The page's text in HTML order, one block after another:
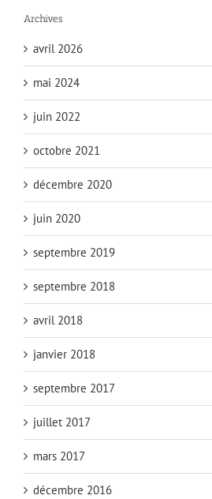
Archives
avril 2026
mai 2024
juin 2022
octobre 2021
décembre 2020
juin 2020
septembre 2019
septembre 2018
avril 2018
janvier 2018
septembre 2017
juillet 2017
mars 2017
décembre 2016